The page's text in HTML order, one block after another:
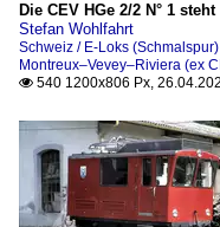
Die CEV HGe 2/2 N° 1
Stefan Wohlfahrt
Schweiz / E-Loks
Montreux–Vevey–Riviera (ex
 540 1200x806 Px,